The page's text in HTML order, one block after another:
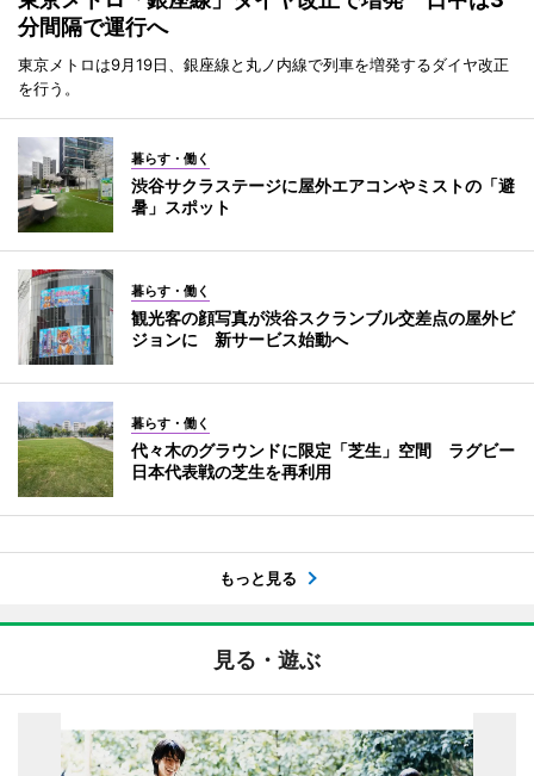
分間隔で運行へ
東京メトロは9月19日、銀座線と丸ノ内線で列車を増発するダイヤ改正
を行う。
暮らす・働く
渋谷サクラステージに屋外エアコンやミストの「避
暑」スポット
暮らす・働く
観光客の顔写真が渋谷スクランブル交差点の屋外ビ
ジョンに 新サービス始動へ
暮らす・働く
代々木のグラウンドに限定「芝生」空間 ラグビー
日本代表戦の芝生を再利用
もっと見る
見る・遊ぶ